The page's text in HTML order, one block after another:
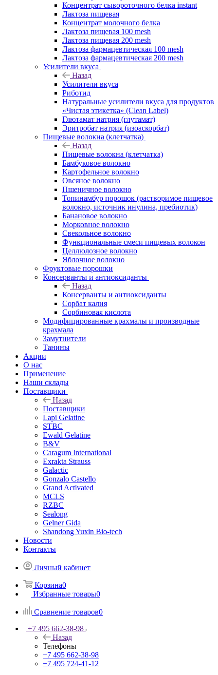
Концентрат сывороточного белка instant
Лактоза пищевая
Концентрат молочного белка
Лактоза пищевая 100 mesh
Лактоза пищевая 200 mesh
Лактоза фармацевтическая 100 mesh
Лактоза фармацевтическая 200 mesh
Усилители вкуса
Назад
Усилители вкуса
Риботид
Натуральные усилители вкуса для продуктов
«Чистая этикетка» (Clean Label)
Глютамат натрия (глутамат)
Эритробат натрия (изоаскорбат)
Пищевые волокна (клетчатка)
Назад
Пищевые волокна (клетчатка)
Бамбуковое волокно
Картофельное волокно
Овсяное волокно
Пшеничное волокно
Топинамбур порошок (растворимое пищевое
волокно, источник инулина, пребиотик)
Банановое волокно
Морковное волокно
Свекольное волокно
Функциональные смеси пищевых волокон
Целлюлозное волокно
Яблочное волокно
Фруктовые порошки
Консерванты и антиоксиданты
Назад
Консерванты и антиоксиданты
Сорбат калия
Сорбиновая кислота
Модифицированные крахмалы и производные
крахмала
Замутнители
Танины
Акции
О нас
Применение
Наши склады
Поставщики
Назад
Поставщики
Lapi Gelatine
STBC
Ewald Gelatine
B&V
Caragum International
Exrakta Strauss
Galactic
Gonzalo Castello
Grand Activated
MCLS
RZBC
Sealong
Gelner Gida
Shandong Yuxin Bio-tech
Новости
Контакты
Личный кабинет
Корзина0
Избранные товары0
Сравнение товаров0
+7 495 662-38-98
Назад
Телефоны
+7 495 662-38-98
+7 495 724-41-12